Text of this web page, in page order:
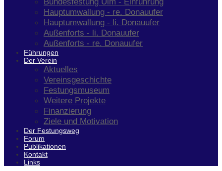
Hauptumwallung - re. Donauufer
Hauptumwallung - li. Donauufer
Außenforts - li. Donauufer
Außenforts - re. Donauufer
Führungen
Der Verein
Aktuelles
Vereinsgeschichte
Festungsmuseum
Weitere Projekte
Finanzierung
Ziele und Motivation
Der Festungsweg
Forum
Publikationen
Kontakt
Links